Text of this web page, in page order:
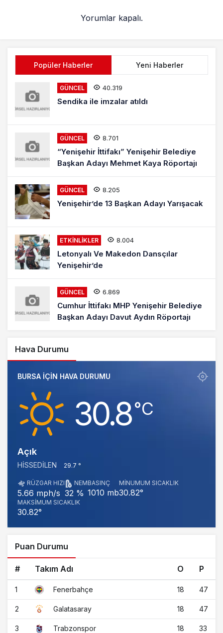
Yorumlar kapalı.
Popüler Haberler Yeni Haberler
GÜNCEL 40.319
Sendika ile imzalar atıldı
GÜNCEL 8.701
“Yenişehir İttifakı” Yenişehir Belediye
Başkan Adayı Mehmet Kaya Röportajı
GÜNCEL 8.205
Yenişehir’de 13 Başkan Adayı Yarışacak
ETKINLIKLER 8.004
Letonyalı Ve Makedon Dansçılar
Yenişehir’de
GÜNCEL 6.869
Cumhur İttifakı MHP Yenişehir Belediye
Başkan Adayı Davut Aydın Röportajı
Hava Durumu
BURSA IÇIN HAVA DURUMU
30.8‎°C
Açık
HISSEDILEN 29.7 °
RÜZGAR HIZI
5.66 mph/s
NEM
32 %
BASINÇ
1010 mb
MINUMUM SICAKLIK
30.82°
MAKSIMUM SICAKLIK
30.82°
Puan Durumu
# Takım Adı O P
1 Fenerbahçe 18 47
2 Galatasaray 18 47
3 Trabzonspor 18 33